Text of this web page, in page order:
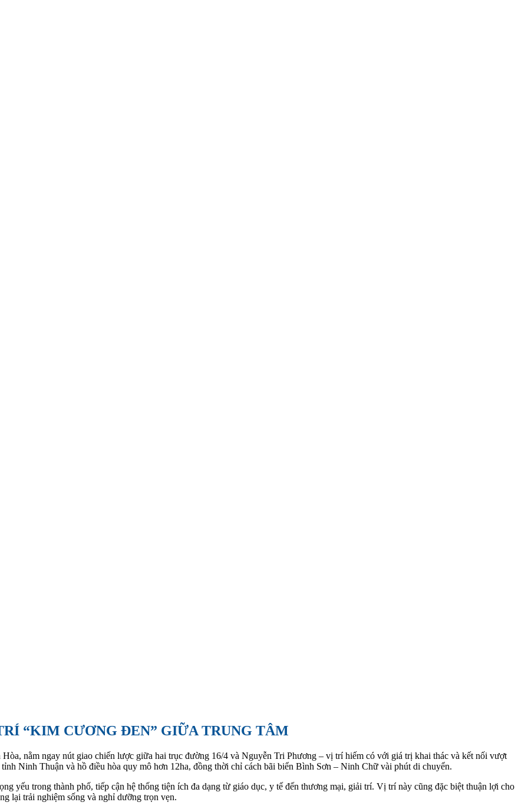
“KIM CƯƠNG ĐEN” GIỮA TRUNG TÂM
nằm ngay nút giao chiến lược giữa hai trục đường 16/4 và Nguyễn Tri Phương – vị trí hiếm có với giá trị khai thác và kết nối vượt
Ninh Thuận và hồ điều hòa quy mô hơn 12ha, đồng thời chỉ cách bãi biển Bình Sơn – Ninh Chữ vài phút di chuyển.
yếu trong thành phố, tiếp cận hệ thống tiện ích đa dạng từ giáo dục, y tế đến thương mại, giải trí. Vị trí này cũng đặc biệt thuận lợi cho
lại trải nghiệm sống và nghỉ dưỡng trọn vẹn.